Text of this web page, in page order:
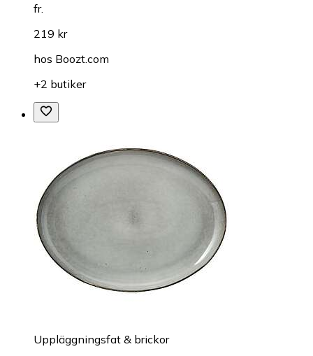
fr.
219 kr
hos Boozt.com
+2 butiker
Uppläggningsfat & brickor